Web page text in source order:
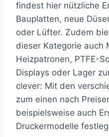
findest hier nützliche
Bauplatten, neue
oder Lüfter. Zudem
dieser Kategorie auch
Heizpatronen, PTFE-
Displays oder Lager
clever: Mit den
zum einen nach
beispielsweise auch
Druckermodelle